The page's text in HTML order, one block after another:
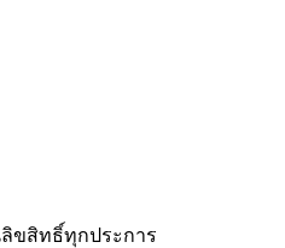
ลิขสิทธิ์ทุกประการ